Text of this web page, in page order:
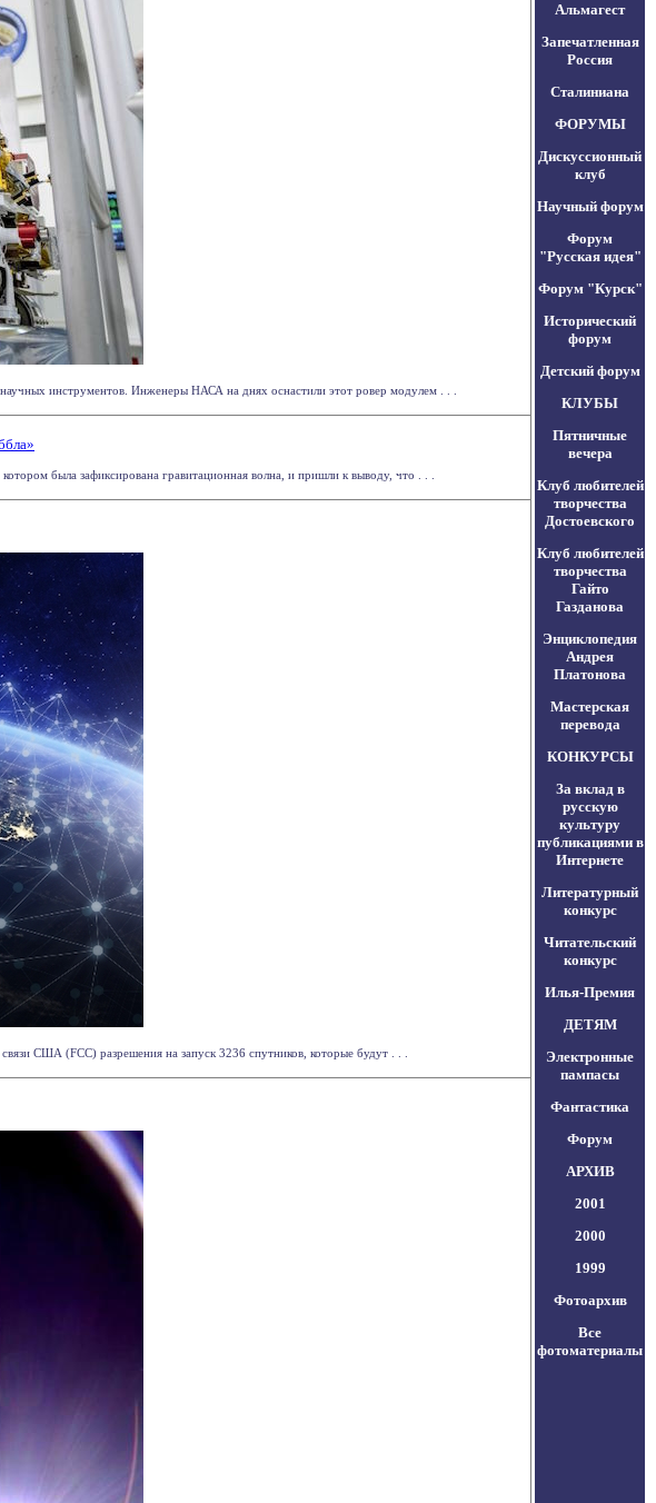
инструментов. Инженеры НАСА на днях оснастили этот ровер модулем . . .
была зафиксирована гравитационная волна, и пришли к выводу, что . . .
США (FCC) разрешения на запуск 3236 спутников, которые будут . . .
Альмагест
Запечатленная
Россия
Сталиниана
ФОРУМЫ
Дискуссионный
клуб
Научный форум
Форум
"Русская идея"
Форум "Курск"
Исторический
форум
Детский форум
КЛУБЫ
Пятничные
вечера
Клуб любителей
творчества
Достоевского
Клуб любителей
творчества
Гайто
Газданова
Энциклопедия
Андрея
Платонова
Мастерская
перевода
КОНКУРСЫ
За вклад в
русскую
культуру
публикациями в
Интернете
Литературный
конкурс
Читательский
конкурс
Илья-Премия
ДЕТЯМ
Электронные
пампасы
Фантастика
Форум
АРХИВ
2001
2000
1999
Фотоархив
Все
фотоматериалы